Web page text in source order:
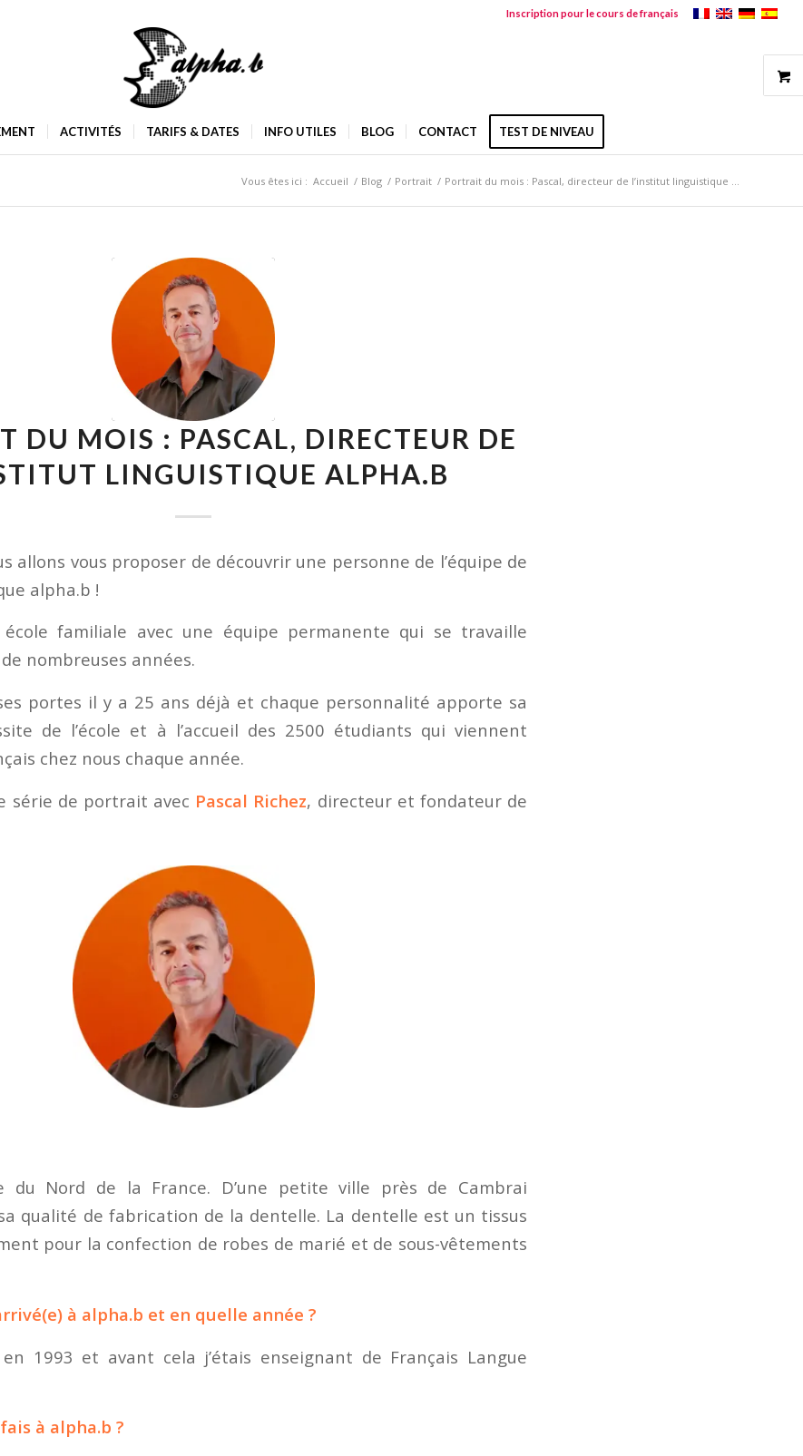
Inscription pour le cours de français
ACTIVITÉS TARIFS & DATES INFO UTILES BLOG CONTACT TEST DE NIVEAU
Vous êtes ici : Accueil / Blog / Portrait / Portrait du mois : Pascal, directeur de l’institut linguistique ...
DU MOIS : PASCAL, DIRECTEUR DE
LINGUISTIQUE ALPHA.B
allons vous proposer de découvrir une personne de l’équipe de
alpha.b !
familiale avec une équipe permanente qui se travaille
nombreuses années.
portes il y a 25 ans déjà et chaque personnalité apporte sa
de l’école et à l’accueil des 2500 étudiants qui viennent
chez nous chaque année.
série de portrait avec Pascal Richez, directeur et fondateur de
du Nord de la France. D’une petite ville près de Cambrai
qualité de fabrication de la dentelle. La dentelle est un tissus
pour la confection de robes de marié et de sous-vêtements
à alpha.b et en quelle année ?
en 1993 et avant cela j’étais enseignant de Français Langue
à alpha.b ?